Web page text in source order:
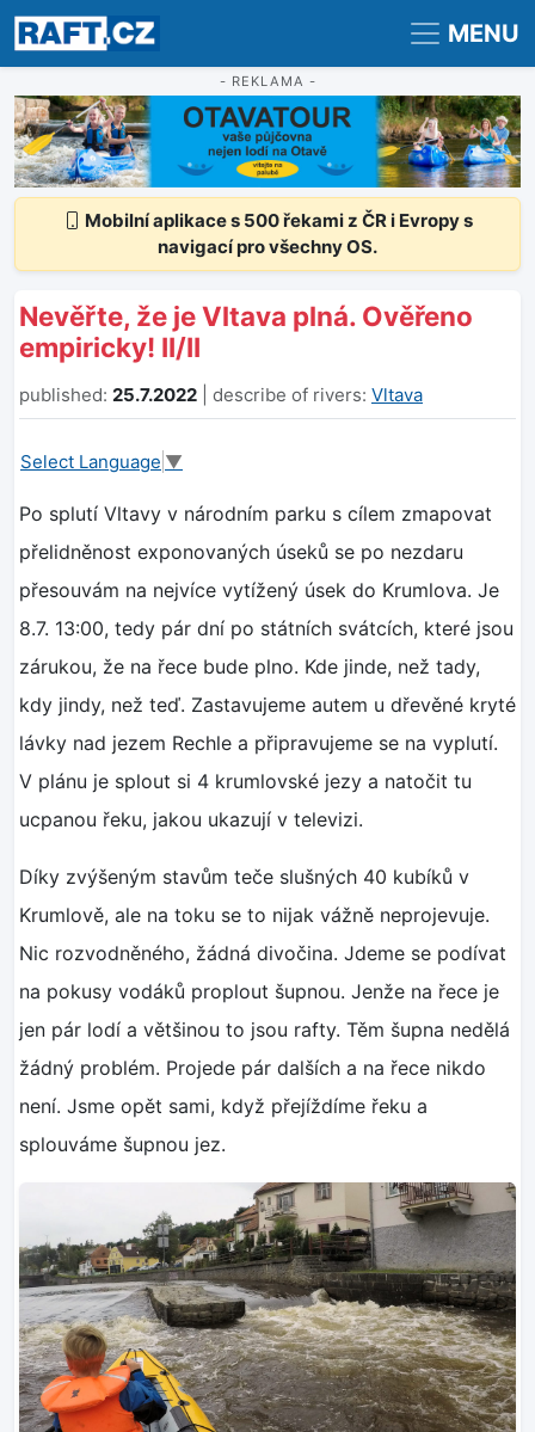
Registrace Přihlášení MENU
- REKLAMA -
Mobilní aplikace s 500 řekami z ČR i Evropy s
navigací pro všechny OS.
Nevěřte, že je Vltava plná. Ověřeno
empiricky! II/II
published: 25.7.2022 | describe of rivers: Vltava
Select Language ▼
Po splutí Vltavy v národním parku s cílem zmapovat
přelidněnost exponovaných úseků se po nezdaru
přesouvám na nejvíce vytížený úsek do Krumlova. Je
8.7. 13:00, tedy pár dní po státních svátcích, které jsou
zárukou, že na řece bude plno. Kde jinde, než tady,
kdy jindy, než teď. Zastavujeme autem u dřevěné kryté
lávky nad jezem Rechle a připravujeme se na vyplutí.
V plánu je splout si 4 krumlovské jezy a natočit tu
ucpanou řeku, jakou ukazují v televizi.
Díky zvýšeným stavům teče slušných 40 kubíků v
Krumlově, ale na toku se to nijak vážně neprojevuje.
Nic rozvodněného, žádná divočina. Jdeme se podívat
na pokusy vodáků proplout šupnou. Jenže na řece je
jen pár lodí a většinou to jsou rafty. Těm šupna nedělá
žádný problém. Projede pár dalších a na řece nikdo
není. Jsme opět sami, když přejíždíme řeku a
splouváme šupnou jez.